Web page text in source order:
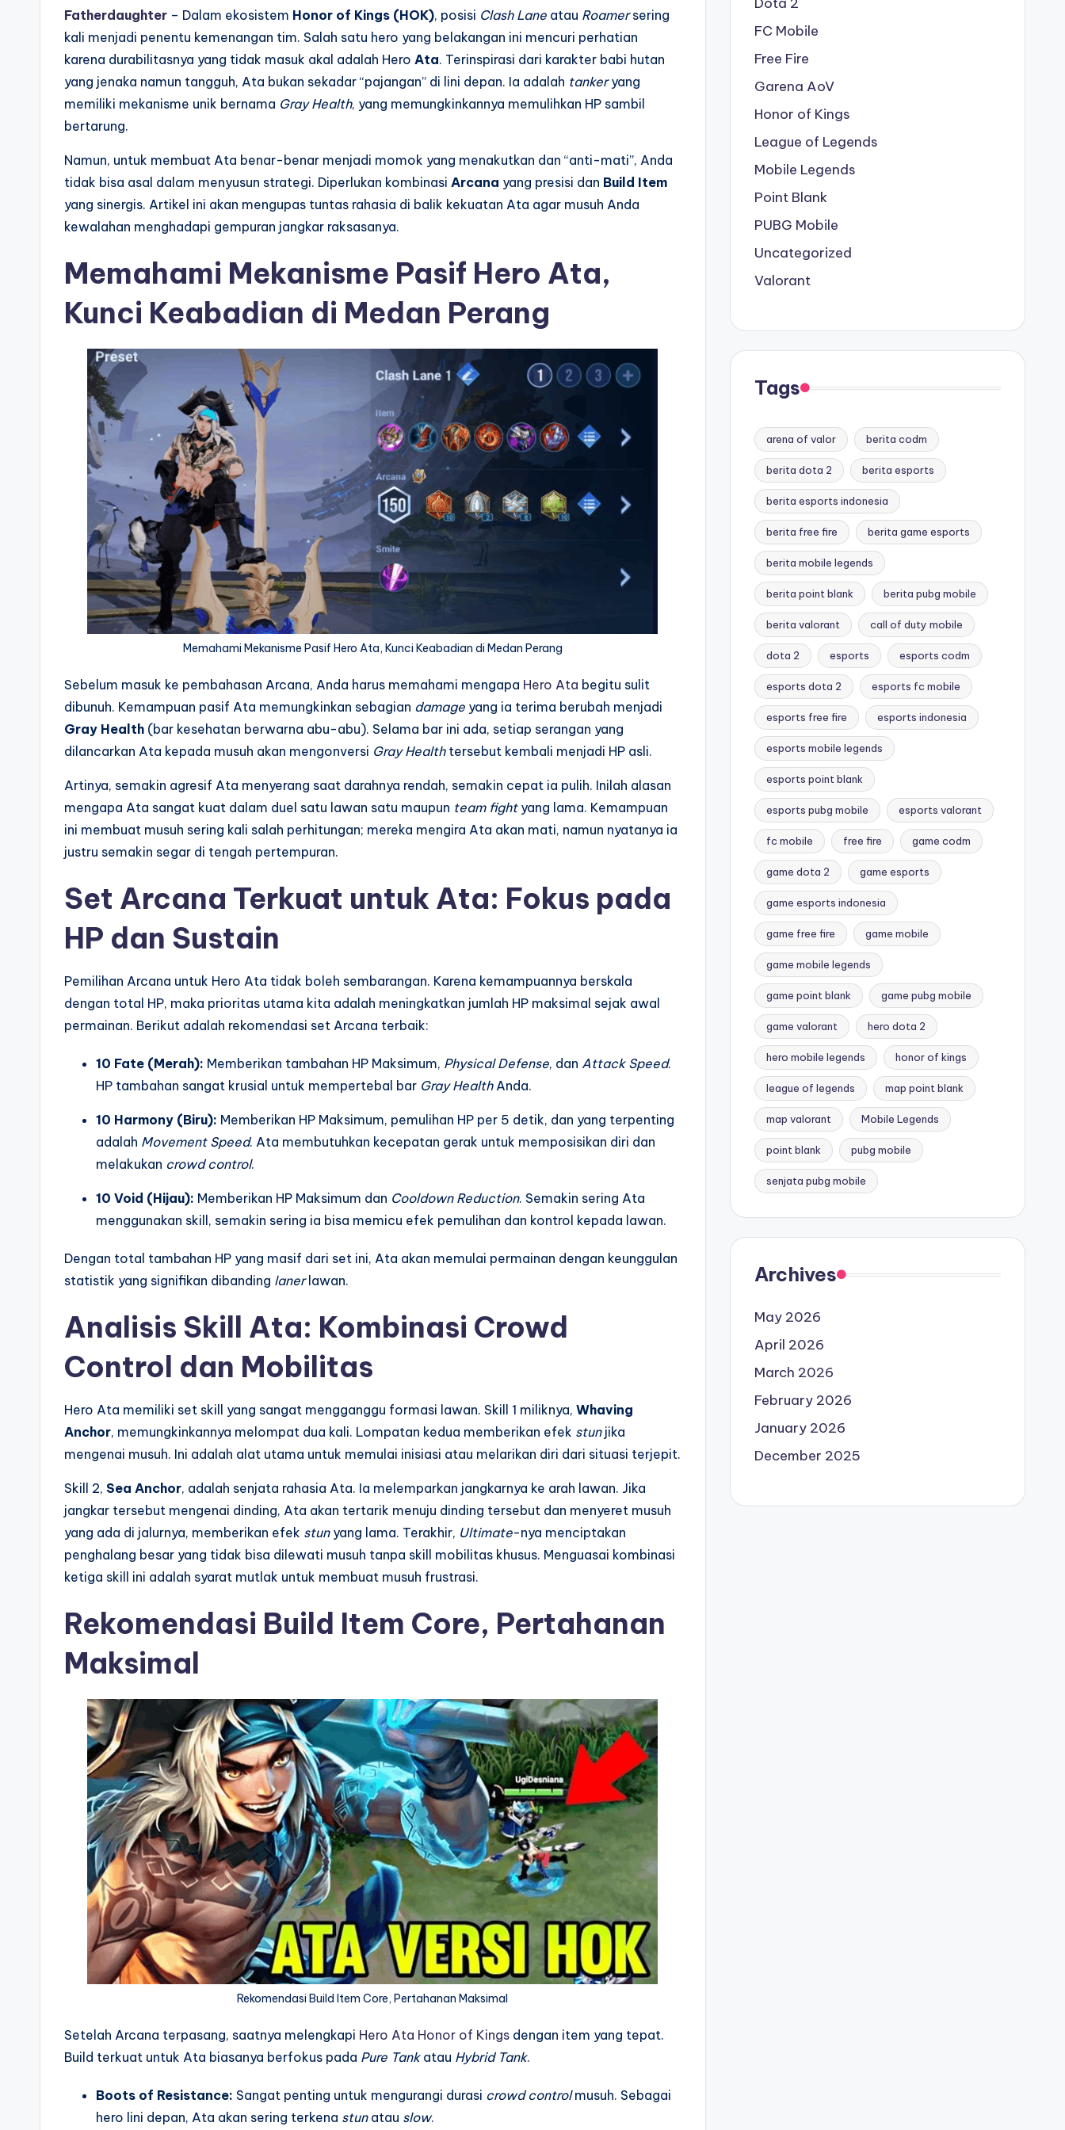
Fatherdaughter – Dalam ekosistem Honor of Kings (HOK), posisi Clash Lane atau Roamersering
kali menjadi penentu kemenangan tim. Salah satu hero yang belakangan ini mencuri perhatian
karena durabilitasnya yang tidak masuk akal adalah Hero Ata. Terinspirasi dari karakter babi hutan
yang jenaka namun tangguh, Ata bukan sekadar “pajangan” di lini depan. Ia adalah tankeryang
memiliki mekanisme unik bernama Gray Health, yang memungkinkannya memulihkan HP sambil
bertarung.
Namun, untuk membuat Ata benar-benar menjadi momok yang menakutkan dan “anti-mati”, Anda
tidak bisa asal dalam menyusun strategi. Diperlukan kombinasi Arcana yang presisi dan Build Item
yang sinergis. Artikel ini akan mengupas tuntas rahasia di balik kekuatan Ata agar musuh Anda
kewalahan menghadapi gempuran jangkar raksasanya.
Memahami Mekanisme Pasif Hero Ata,
Kunci Keabadian di Medan Perang
Memahami Mekanisme Pasif Hero Ata, Kunci Keabadian di Medan Perang
Sebelum masuk ke pembahasan Arcana, Anda harus memahami mengapa Hero Ata begitu sulit
dibunuh. Kemampuan pasif Ata memungkinkan sebagian damage yang ia terima berubah menjadi
Gray Health (bar kesehatan berwarna abu-abu). Selama bar ini ada, setiap serangan yang
dilancarkan Ata kepada musuh akan mengonversi Gray Healthtersebut kembali menjadi HP asli.
Artinya, semakin agresif Ata menyerang saat darahnya rendah, semakin cepat ia pulih. Inilah alasan
mengapa Ata sangat kuat dalam duel satu lawan satu maupun team fightyang lama. Kemampuan
ini membuat musuh sering kali salah perhitungan; mereka mengira Ata akan mati, namun nyatanya ia
justru semakin segar di tengah pertempuran.
Set Arcana Terkuat untuk Ata: Fokus pada
HP dan Sustain
Pemilihan Arcana untuk Hero Ata tidak boleh sembarangan. Karena kemampuannya berskala
dengan total HP, maka prioritas utama kita adalah meningkatkan jumlah HP maksimal sejak awal
permainan. Berikut adalah rekomendasi set Arcana terbaik:
10 Fate (Merah): Memberikan tambahan HP Maksimum, Physical Defense, dan Attack Speed.
HP tambahan sangat krusial untuk mempertebal bar Gray HealthAnda.
10 Harmony (Biru): Memberikan HP Maksimum, pemulihan HP per 5 detik, dan yang terpenting
adalah Movement Speed. Ata membutuhkan kecepatan gerak untuk memposisikan diri dan
melakukan crowd control.
10 Void (Hijau): Memberikan HP Maksimum dan Cooldown Reduction. Semakin sering Ata
menggunakan skill, semakin sering ia bisa memicu efek pemulihan dan kontrol kepada lawan.
Dengan total tambahan HP yang masif dari set ini, Ata akan memulai permainan dengan keunggulan
statistik yang signifikan dibanding lanerlawan.
Analisis Skill Ata: Kombinasi Crowd
Control dan Mobilitas
Hero Ata memiliki set skill yang sangat mengganggu formasi lawan. Skill 1 miliknya, Whaving
Anchor, memungkinkannya melompat dua kali. Lompatan kedua memberikan efek stunjika
mengenai musuh. Ini adalah alat utama untuk memulai inisiasi atau melarikan diri dari situasi terjepit.
Skill 2, Sea Anchor, adalah senjata rahasia Ata. Ia melemparkan jangkarnya ke arah lawan. Jika
jangkar tersebut mengenai dinding, Ata akan tertarik menuju dinding tersebut dan menyeret musuh
yang ada di jalurnya, memberikan efek stunyang lama. Terakhir, Ultimate-nya menciptakan
penghalang besar yang tidak bisa dilewati musuh tanpa skill mobilitas khusus. Menguasai kombinasi
ketiga skill ini adalah syarat mutlak untuk membuat musuh frustrasi.
Rekomendasi Build Item Core, Pertahanan
Maksimal
Rekomendasi Build Item Core, Pertahanan Maksimal
Setelah Arcana terpasang, saatnya melengkapi Hero Ata Honor of Kings dengan item yang tepat.
Build terkuat untuk Ata biasanya berfokus pada Pure Tankatau Hybrid Tank.
Boots of Resistance: Sangat penting untuk mengurangi durasi crowd controlmusuh. Sebagai
hero lini depan, Ata akan sering terkena stunatau slow.
FC Mobile
Free Fire
Garena AoV
Honor of Kings
League of Legends
Mobile Legends
Point Blank
PUBG Mobile
Uncategorized
Valorant
Tags
arena of valor berita codm
berita dota 2 berita esports
berita esports indonesia
berita free fire berita game esports
berita mobile legends
berita point blank berita pubg mobile
berita valorant call of duty mobile
dota 2 esports esports codm
esports dota 2 esports fc mobile
esports free fire esports indonesia
esports mobile legends
esports point blank
esports pubg mobile esports valorant
fc mobile free fire game codm
game dota 2 game esports
game esports indonesia
game free fire game mobile
game mobile legends
game point blank game pubg mobile
game valorant hero dota 2
hero mobile legends honor of kings
league of legends map point blank
map valorant Mobile Legends
point blank pubg mobile
senjata pubg mobile
Archives
May 2026
April 2026
March 2026
February 2026
January 2026
December 2025